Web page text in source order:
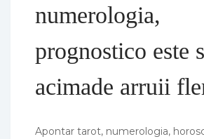
numerologia,
prognostico este
acimade arruii
Apontar tarot, numerologia,